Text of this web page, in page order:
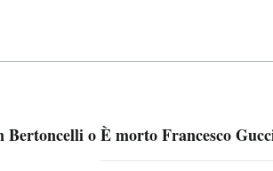
Bertoncelli o È morto Francesco